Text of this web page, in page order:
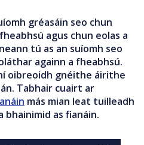
gréasáin seo chun
agus chun eolas a
tú as an suíomh seo
againn a fheabhsú.
oibreoidh gnéithe áirithe
Tabhair cuairt ar
más mian leat tuilleadh
bhainimid as fianáin.